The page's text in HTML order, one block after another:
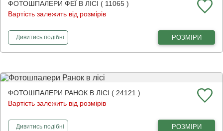
ФОТОШПАЛЕРИ ФЕЇ В ЛІСІ ( 11065 )
Вартість залежить від розмірів
Дивитисьфотошпалери
подібні РОЗМІРИ
ФОТОШПАЛЕРИ РАНОК В ЛІСІ ( 24121 )
Вартість залежить від розмірів
Дивитисьфотошпалери
подібні РОЗМІРИ